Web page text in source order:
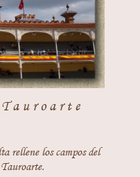
rellene los campos del